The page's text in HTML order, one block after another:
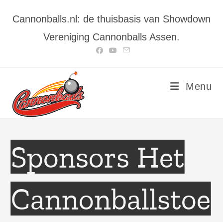
naarCannonballs.nl: de thuisbasis van Showdown
Vereniging Cannonballs Assen.
Menu
Sponsors Het
Cannonballstoe